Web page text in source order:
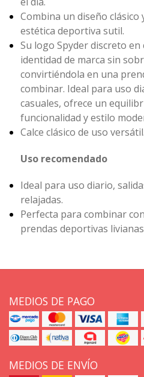
Combina un diseño clásico
estética deportiva sutil.
Su logo Spyder discreto
identidad de marca sin
convirtiéndola en una
combinar. Ideal para uso
casuales, ofrece un
funcionalidad y estilo
Calce clásico de uso versátil.
Uso recomendado
Ideal para uso diario,
relajadas.
Perfecta para combinar
prendas deportivas livianas
MEDIOS DE PAGO
MEDIOS DE ENVÍO